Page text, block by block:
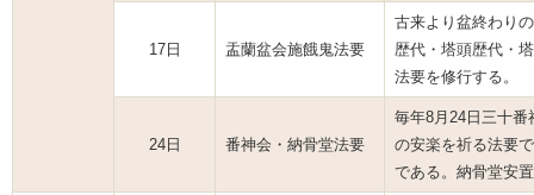
17日 盂蘭盆会施餓鬼法要
古来より盆終わり
歴代・塔頭歴代・
法要を修行する。
24日 番神会・納骨堂法要
毎年8月24日三十
の安楽を祈る法要
である。納骨堂安